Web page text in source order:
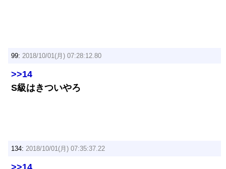
99: 2018/10/01(月) 07:28:12.80
>>14
S級はきついやろ
134: 2018/10/01(月) 07:35:37.22
>>14